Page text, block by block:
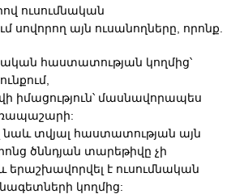
ուսումնական
սովորող այն ուսանողները, որոնք.
հաստատության կողմից՝
իմացություն՝ մասնավորապես
նաև տվյալ հաստատության այն
ծննդյան տարեթիվը չի
երաշխավորվել է ուսումնական
կողմից: